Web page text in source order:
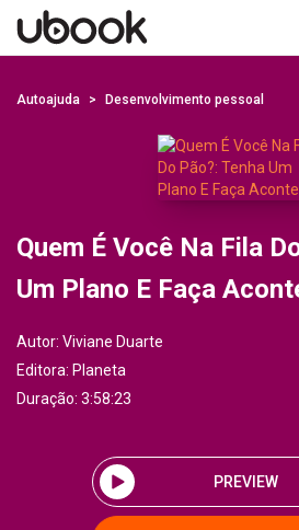
Autoajuda Desenvolvimento pessoal
Quem É Você Na Fila
Um Plano E Faça
Autor: Viviane Duarte
Editora: Planeta
Duração: 3:58:23
PREVIEW